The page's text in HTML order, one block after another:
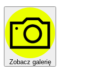
Zobacz galerię